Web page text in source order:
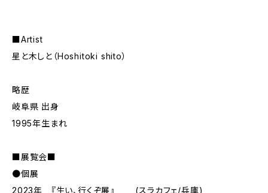
■Artist
星と木しと（Hoshitoki shito）
略歴
岐阜県 出身
1995年生まれ
■展覧会■
●個展
2023年 『生い、行くぞ展』 (スラカフェ/兵庫)